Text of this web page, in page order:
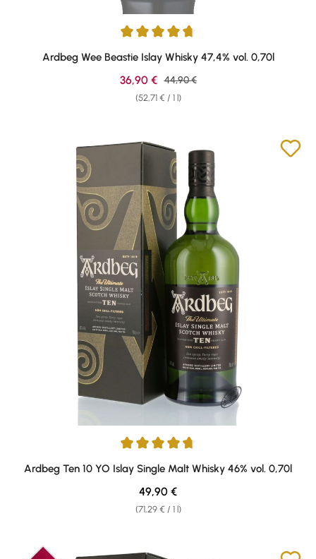
Average rating of 4.75 out of 5 stars
Ardbeg Wee Beastie Islay Whisky 47,4% vol. 0,70l
(52,71 € / 1 l)
Sale price:
36,90 € Regular price:
44,90 €
Average rating of 4.87 out of 5 stars
Ardbeg Ten 10 YO Islay Single Malt Whisky 46% vol. 0,70l
(71,29 € / 1 l)
Regular price:
49,90 €